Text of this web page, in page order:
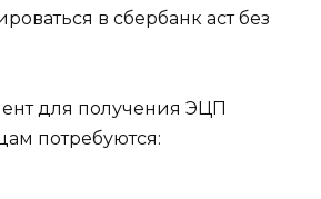
для получения ЭЦП
потребуются: